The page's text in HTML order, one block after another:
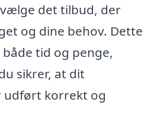
det tilbud, der
og dine behov. Dette
tid og penge,
sikrer, at dit
udført korrekt og